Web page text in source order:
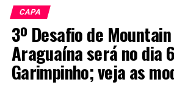
CAPA
3º Desafio de
Araguaína será no dia
Garimpinho; veja as